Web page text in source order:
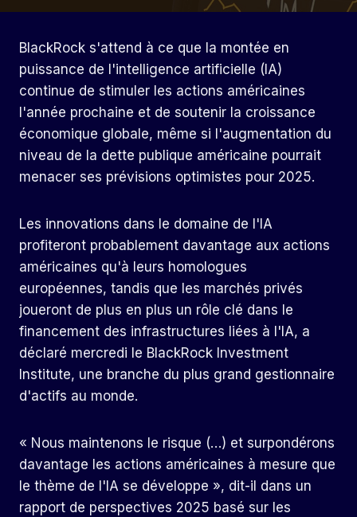
BlackRock s'attend à ce que la montée en
puissance de l'intelligence artificielle (IA)
continue de stimuler les actions américaines
l'année prochaine et de soutenir la croissance
économique globale, même si l'augmentation du
niveau de la dette publique américaine pourrait
menacer ses prévisions optimistes pour 2025.
Les innovations dans le domaine de l'IA
profiteront probablement davantage aux actions
américaines qu'à leurs homologues
européennes, tandis que les marchés privés
joueront de plus en plus un rôle clé dans le
financement des infrastructures liées à l'IA, a
déclaré mercredi le BlackRock Investment
Institute, une branche du plus grand gestionnaire
d'actifs au monde.
« Nous maintenons le risque (…) et surpondérons
davantage les actions américaines à mesure que
le thème de l'IA se développe », dit-il dans un
rapport de perspectives 2025 basé sur les